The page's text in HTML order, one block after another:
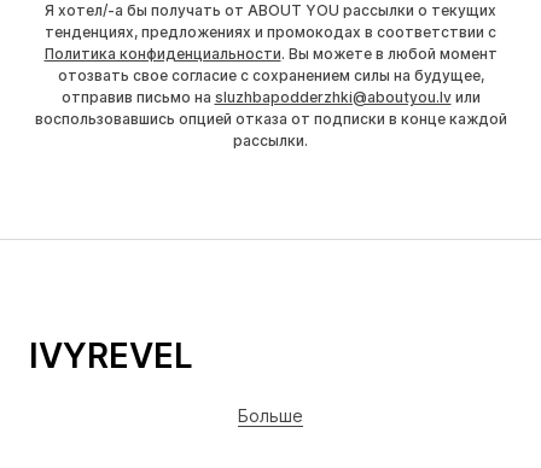
Я хотел/-а бы получать от ABOUT YOU рассылки о текущих
тенденциях, предложениях и промокодах в соответствии с
Политика конфиденциальности. Вы можете в любой момент
отозвать свое согласие с сохранением силы на будущее,
отправив письмо на sluzhbapodderzhki@aboutyou.lvили
воспользовавшись опцией отказа от подписки в конце каждой
рассылки.
IVYREVEL
Больше